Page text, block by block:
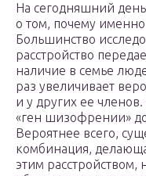
На сегодняшний
о том, почему
Большинство
расстройство
наличие в семье
раз увеличивает
и у других ее
«ген шизофрении»
Вероятнее всего,
комбинация,
этим